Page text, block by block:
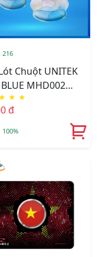
216
Chuột UNITEK
MHD002
★ ★
đ
100%